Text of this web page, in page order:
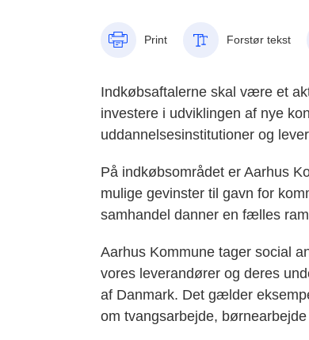
Print Forstør tekst
Indkøbsaftalerne skal være et
investere i udviklingen af nye
uddannelsesinstitutioner og
På indkøbsområdet er Aarhus
mulige gevinster til gavn for
samhandel danner en fælles
Aarhus Kommune tager social
vores leverandører og deres
af Danmark. Det gælder
om tvangsarbejde,